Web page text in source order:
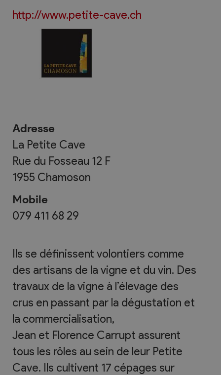
http://www.petite-cave.ch
Adresse
La Petite Cave
Rue du Fosseau 12 F
1955 Chamoson
Mobile
079 411 68 29
Ils se définissent volontiers comme
des artisans de la vigne et du vin. Des
travaux de la vigne à l’élevage des
crus en passant par la dégustation et
la commercialisation,
Jean et Florence Carrupt assurent
tous les rôles au sein de leur Petite
Cave. Ils cultivent 17 cépages sur